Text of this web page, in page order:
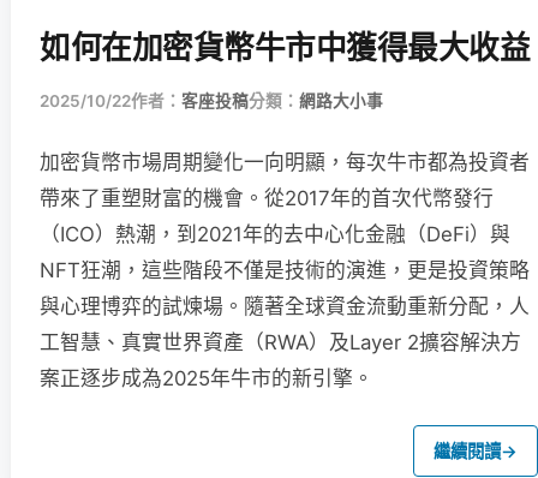
如何在加密貨幣牛市中獲得最大收益
2025/10/22作者： 客座投稿分類： 網路大小事
加密貨幣市場周期變化一向明顯，每次牛市都為投資者
帶來了重塑財富的機會。從2017年的首次代幣發行
（ICO）熱潮，到2021年的去中心化金融（DeFi）與
NFT狂潮，這些階段不僅是技術的演進，更是投資策略
與心理博弈的試煉場。隨著全球資金流動重新分配，人
工智慧、真實世界資產（RWA）及Layer 2擴容解決方
案正逐步成為2025年牛市的新引擎。
繼續閱讀→